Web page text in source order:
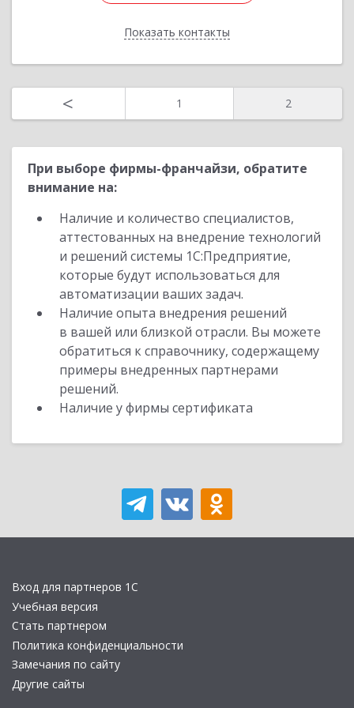
Показать контакты
Назад
< 1 2
При выборе фирмы-франчайзи, обратите
внимание на:
Наличие и количество специалистов,
аттестованных на внедрение технологий
и решений системы 1С:Предприятие,
которые будут использоваться для
автоматизации ваших задач.
Наличие опыта внедрения решений
в вашей или близкой отрасли. Вы можете
обратиться к справочнику, содержащему
примеры внедренных партнерами
решений.
Наличие у фирмы сертификата
Вход для партнеров 1С
Учебная версия
Стать партнером
Политика конфиденциальности
Замечания по сайту
Другие сайты